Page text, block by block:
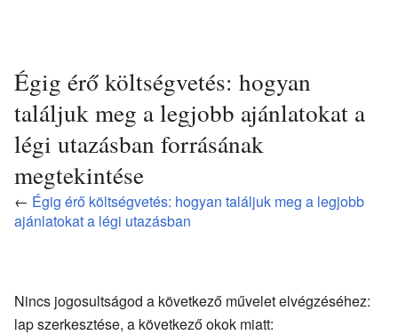
Égig érő költségvetés: hogyan
találjuk meg a legjobb ajánlatokat a
légi utazásban forrásának
megtekintése
← Égig érő költségvetés: hogyan találjuk meg a legjobb
ajánlatokat a légi utazásban
Nincs jogosultságod a következő művelet elvégzéséhez:
lap szerkesztése, a következő okok miatt: